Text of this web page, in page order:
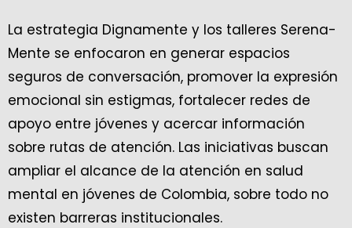
La estrategia Dignamente y los talleres Serena-
Mente se enfocaron en generar espacios
seguros de conversación, promover la expresión
emocional sin estigmas, fortalecer redes de
apoyo entre jóvenes y acercar información
sobre rutas de atención. Las iniciativas buscan
ampliar el alcance de la atención en salud
mental en jóvenes de Colombia, sobre todo no
existen barreras institucionales.